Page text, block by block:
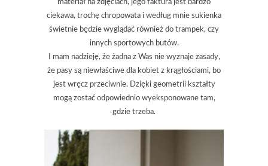
materiał na zdjęciach, jego faktura jest bardzo
ciekawa, trochę chropowata i według mnie sukienka
świetnie będzie wyglądać również do trampek, czy
innych sportowych butów.
I mam nadzieję, że żadna z Was nie wyznaje zasady,
że pasy są niewłaściwe dla kobiet z krągłościami, bo
jest wręcz przeciwnie. Dzięki geometrii kształty
mogą zostać odpowiednio wyeksponowane tam,
gdzie trzeba.